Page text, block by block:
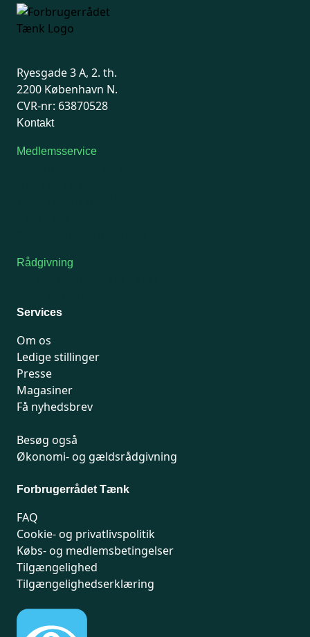
Ryesgade 3 A, 2. th.
2200 København N.
CVR-nr: 63870528
Kontakt
Medlemsservice
Rådgivning
Services
Om os
Ledige stillinger
Presse
Magasiner
Få nyhedsbrev
Besøg også
Økonomi- og gældsrådgivning
Forbrugerrådet Tænk
FAQ
Cookie- og privatlivspolitik
Købs- og medlemsbetingelser
Tilgængelighed
Tilgængelighedserklæring